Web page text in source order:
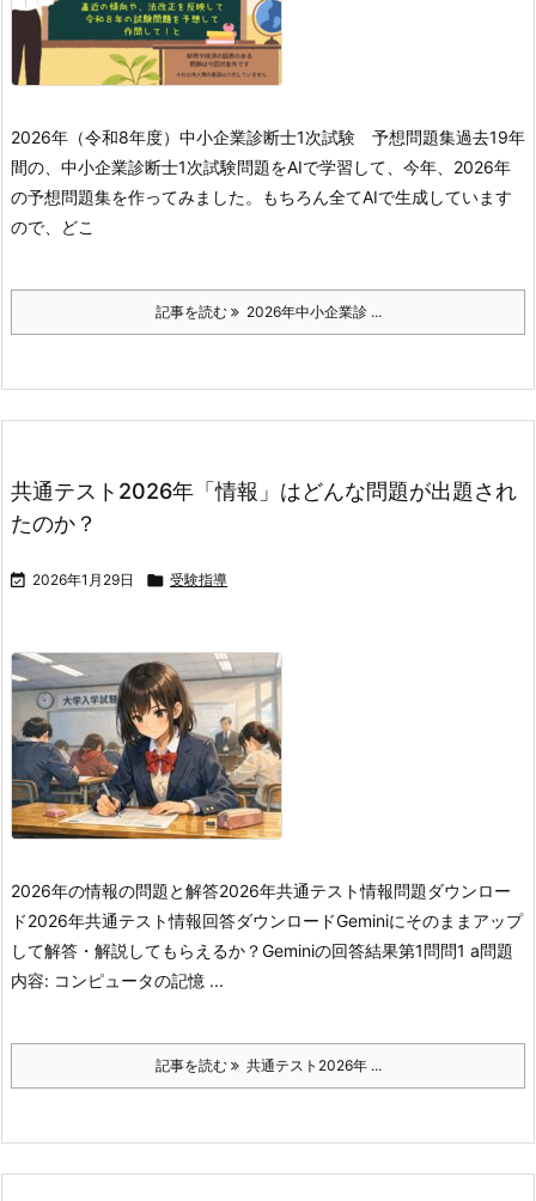
2026年（令和8年度）中小企業診断士1次試験 予想問題集過去19年
間の、中小企業診断士1次試験問題をAIで学習して、今年、2026年
の予想問題集を作ってみました。
もちろん全てAIで生成しています
ので、どこ
記事を読む 2026年中小企業診 ...
共通テスト2026年「情報」はどんな問題が出題され
たのか？
 2026年1月29日  受験指導
2026年の情報の問題と解答2026年共通テスト情報問題ダウンロー
ド2026年共通テスト情報回答ダウンロードGeminiにそのままアップ
して解答・解説してもらえるか？Geminiの回答結果第1問問1 a問題
内容: コンピュータの記憶 ...
記事を読む 共通テスト2026年 ...